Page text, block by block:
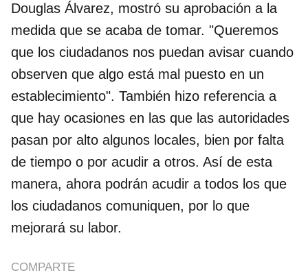
Douglas Álvarez, mostró su aprobación a la
medida que se acaba de tomar. "Queremos
que los ciudadanos nos puedan avisar cuando
observen que algo está mal puesto en un
establecimiento". También hizo referencia a
que hay ocasiones en las que las autoridades
pasan por alto algunos locales, bien por falta
de tiempo o por acudir a otros. Así de esta
manera, ahora podrán acudir a todos los que
los ciudadanos comuniquen, por lo que
mejorará su labor.
COMPARTE